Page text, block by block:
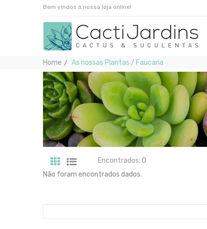
Bem vindos à nossa loja online!
Home As nossas Plantas / Faucaria
Encontrados: 0
Não foram encontrados dados.